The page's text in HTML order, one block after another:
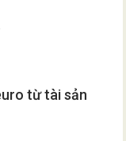
từ tài sản